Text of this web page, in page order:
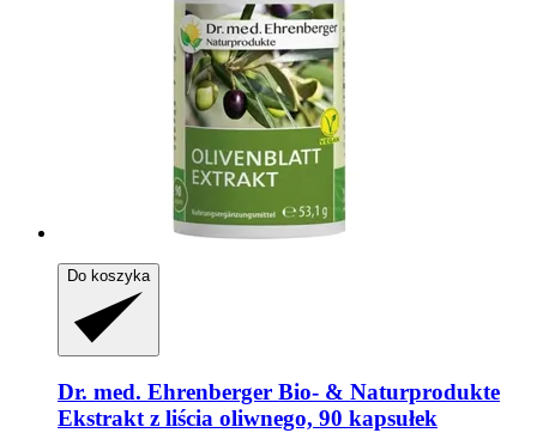
Do koszyka
Dr. med. Ehrenberger Bio- & Naturprodukte
Ekstrakt z liścia oliwnego, 90 kapsułek